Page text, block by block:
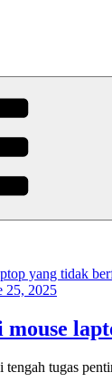
25, 2025
tengah tugas